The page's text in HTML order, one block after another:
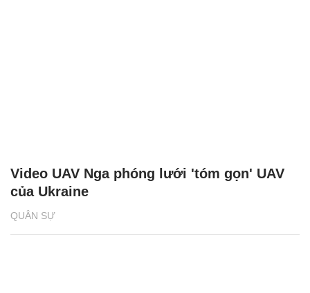
QUÂN SỰ
Video UAV Nga phóng lưới 'tóm gọn' UAV
của Ukraine